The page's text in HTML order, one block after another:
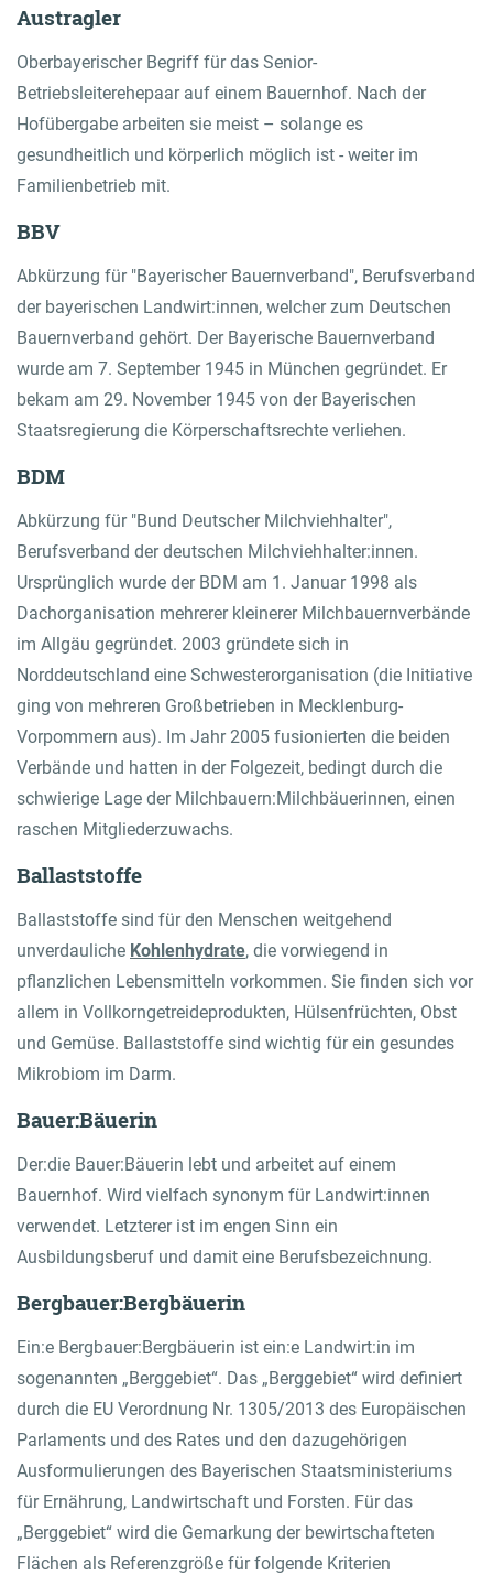
Austragler
Oberbayerischer Begriff für das Senior-
Betriebsleiterehepaar auf einem Bauernhof. Nach der
Hofübergabe arbeiten sie meist – solange es
gesundheitlich und körperlich möglich ist - weiter im
Familienbetrieb mit.
BBV
Abkürzung für "Bayerischer Bauernverband", Berufsverband
der bayerischen Landwirt:innen, welcher zum Deutschen
Bauernverband gehört. Der Bayerische Bauernverband
wurde am 7. September 1945 in München gegründet. Er
bekam am 29. November 1945 von der Bayerischen
Staatsregierung die Körperschaftsrechte verliehen.
BDM
Abkürzung für "Bund Deutscher Milchviehhalter",
Berufsverband der deutschen Milchviehhalter:innen.
Ursprünglich wurde der BDM am 1. Januar 1998 als
Dachorganisation mehrerer kleinerer Milchbauernverbände
im Allgäu gegründet. 2003 gründete sich in
Norddeutschland eine Schwesterorganisation (die Initiative
ging von mehreren Großbetrieben in Mecklenburg-
Vorpommern aus). Im Jahr 2005 fusionierten die beiden
Verbände und hatten in der Folgezeit, bedingt durch die
schwierige Lage der Milchbauern:Milchbäuerinnen, einen
raschen Mitgliederzuwachs.
Ballaststoffe
Ballaststoffe sind für den Menschen weitgehend
unverdauliche Kohlenhydrate, die vorwiegend in
pflanzlichen Lebensmitteln vorkommen. Sie finden sich vor
allem in Vollkorngetreideprodukten, Hülsenfrüchten, Obst
und Gemüse. Ballaststoffe sind wichtig für ein gesundes
Mikrobiom im Darm.
Bauer:Bäuerin
Der:die Bauer:Bäuerin lebt und arbeitet auf einem
Bauernhof. Wird vielfach synonym für Landwirt:innen
verwendet. Letzterer ist im engen Sinn ein
Ausbildungsberuf und damit eine Berufsbezeichnung.
Bergbauer:Bergbäuerin
Ein:e Bergbauer:Bergbäuerin ist ein:e Landwirt:in im
sogenannten „Berggebiet“. Das „Berggebiet“ wird definiert
durch die EU Verordnung Nr. 1305/2013 des Europäischen
Parlaments und des Rates und den dazugehörigen
Ausformulierungen des Bayerischen Staatsministeriums
für Ernährung, Landwirtschaft und Forsten. Für das
„Berggebiet“ wird die Gemarkung der bewirtschafteten
Flächen als Referenzgröße für folgende Kriterien